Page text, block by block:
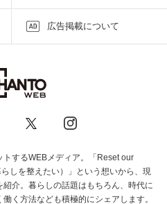
広告掲載について
トするWEBメディア。「Reset our
しを整えたい）」という想いから、現
介。暮らしの話題はもちろん、時代に
く方法なども積極的にシェアします。